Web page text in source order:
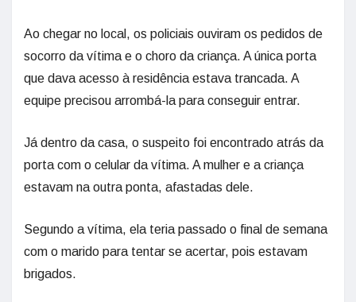
Ao chegar no local, os policiais ouviram os pedidos de
socorro da vítima e o choro da criança. A única porta
que dava acesso à residência estava trancada. A
equipe precisou arrombá-la para conseguir entrar.
Já dentro da casa, o suspeito foi encontrado atrás da
porta com o celular da vítima. A mulher e a criança
estavam na outra ponta, afastadas dele.
Segundo a vítima, ela teria passado o final de semana
com o marido para tentar se acertar, pois estavam
brigados.